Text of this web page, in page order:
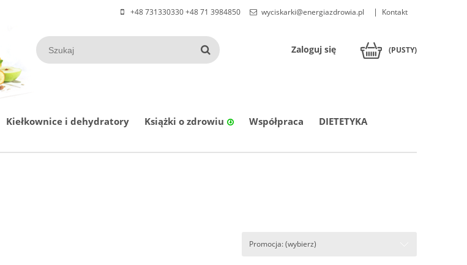
+48 731330330 +48 71 3984850 wyciskarki@energiazdrowia.pl Kontakt
(PUSTY)
Zaloguj się
Kiełkownice i dehydratory Książki o zdrowiu Współpraca DIETETYKA
Promocja: (wybierz)